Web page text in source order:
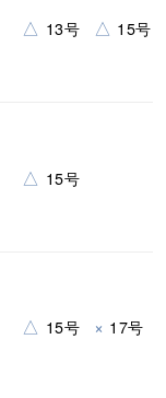
△ 13号 △ 15号
△ 15号
△ 15号 × 17号